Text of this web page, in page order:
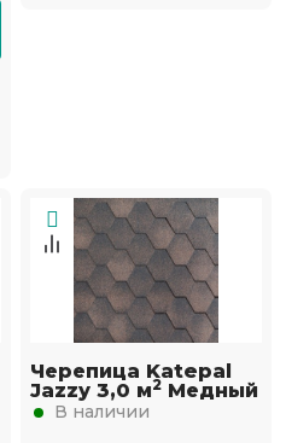
Черепица Katepal
Jazzy 3,0 м2 Медный
В наличии